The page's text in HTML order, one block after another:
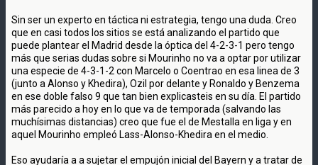
Sin ser un experto en táctica ni estrategia, tengo una duda. Creo
que en casi todos los sitios se está analizando el partido que
puede plantear el Madrid desde la óptica del 4-2-3-1 pero tengo
más que serias dudas sobre si Mourinho no va a optar por utilizar
una especie de 4-3-1-2 con Marcelo o Coentrao en esa linea de 3
(junto a Alonso y Khedira), Ozil por delante y Ronaldo y Benzema
en ese doble falso 9 que tan bien explicasteis en su día. El partido
más parecido a hoy en lo que va de temporada (salvando las
muchísimas distancias) creo que fue el de Mestalla en liga y en
aquel Mourinho empleó Lass-Alonso-Khedira en el medio.
Eso ayudaría a a sujetar el empujón inicial del Bayern y a tratar de